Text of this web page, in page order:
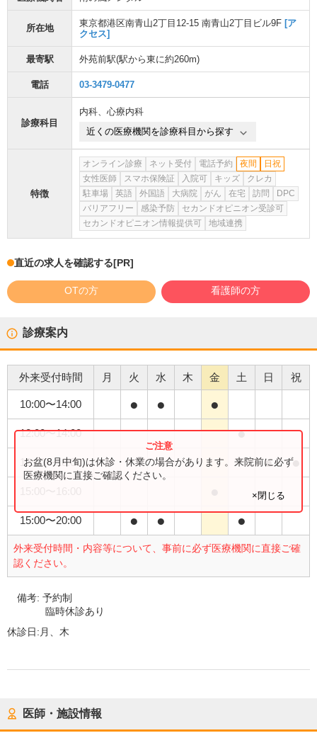
所在地 東京都港区南青山2丁目12-15 南青山2丁目ビル9F [ア
クセス]
最寄駅 外苑前駅(駅から東に約260m)
電話 03-3479-0477
診療科目
内科、 心療内科
近くの医療機関を診療科目から探す
特徴
オンライン診療 ネット受付 電話予約 夜間
日祝
女性医師
スマホ保険証 入院可 キッズ
クレカ
駐車場
英語 外国語 大病院 がん 在宅 訪問
DPC
バリアフリー
感染予防
セカンドオピニオン受診可
セカンドオピニオン情報提供可
地域連携
直近の求人を確認する[PR]
OTの方 看護師の方
診療案内
外来受付時間 月 火 水 木 金 土 日 祝
10:00〜14:00 ● ● ●
12:00〜14:00 ●
12:00〜18:00 ● ●
15:00〜20:00 ● ● ●
外来受付時間・内容等について、事前に必ず医療機関に直接ご確
認ください。
お盆(8月中旬)は休診・休業の場合があります。来院前に必ず
医療機関に直接ご確認ください。
×閉じる
備考:予約制
臨時休診あり
休診日: 月、木
医師・施設情報